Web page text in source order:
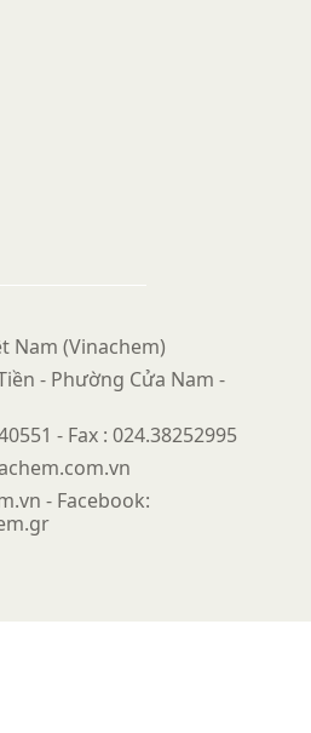
Nam (Vinachem)
- Phường Cửa Nam -
- Fax : 024.38252995
- Facebook: